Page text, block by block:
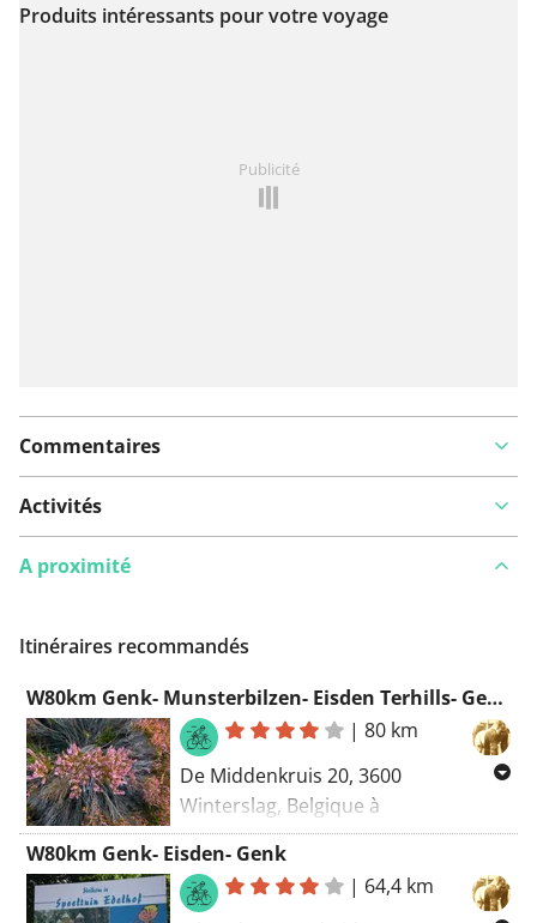
Voir sur la carte
Produits intéressants pour votre voyage
Publicité
Commentaires
Activités
A proximité
Itinéraires recommandés
W80km Genk- Munsterbilzen- Eisden Terhills- Genk
|80 km
De Middenkruis 20, 3600
Winterslag, Belgique à
Munsterbilzen- Gellik- Lanaken-
Neerharen- Rekem- Opgrimbie-
Maasmechelen- Eisden- TERHILLS-
W80km Genk- Eisden- Genk
| 64,4 km